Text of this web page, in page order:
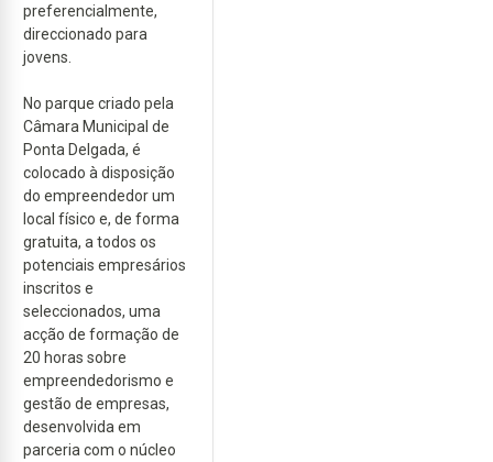
preferencialmente,
direccionado para
jovens.
No parque criado pela
Câmara Municipal de
Ponta Delgada, é
colocado à disposição
do empreendedor um
local físico e, de forma
gratuita, a todos os
potenciais empresários
inscritos e
seleccionados, uma
acção de formação de
20 horas sobre
empreendedorismo e
gestão de empresas,
desenvolvida em
parceria com o núcleo